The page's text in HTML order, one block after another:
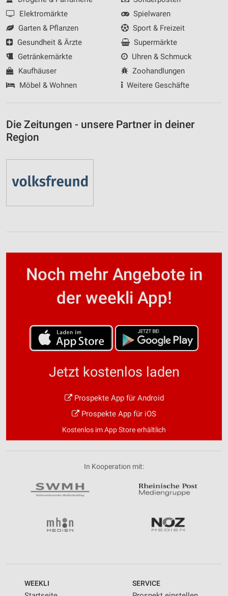
Elektromärkte
Garten & Pflanzen
Gesundheit & Ärzte
Getränkemärkte
Kaufhäuser
Möbel & Wohnen
Spielwaren
Sport & Freizeit
Supermärkte
Uhren & Schmuck
Zoohandlungen
Weitere Geschäfte
Die Zeitungen - unsere Partner in deiner
Region
Noch mehr Angebote in
der weekli App!
Jetzt kostenlos laden
Prospekte App für Android
Prospekte App für iOS
Kostenlos im App Store erhältlich
In Kooperation mit:
WEEKLI SERVICE